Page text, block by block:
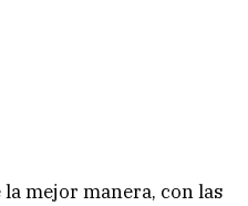
mejor manera, con las